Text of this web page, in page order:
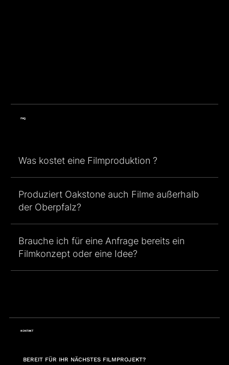
FAQ
Was kostet eine Filmproduktion ?
Produziert Oakstone auch Filme außerhalb
der Oberpfalz?
Brauche ich für eine Anfrage bereits ein
Filmkonzept oder eine Idee?
KONTAKT
BEREIT FÜR IHR NÄCHSTES FILMPROJEKT?